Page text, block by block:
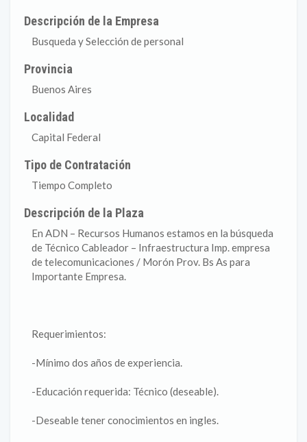
Descripción de la Empresa
Busqueda y Selección de personal
Provincia
Buenos Aires
Localidad
Capital Federal
Tipo de Contratación
Tiempo Completo
Descripción de la Plaza
En ADN – Recursos Humanos estamos en la búsqueda
de Técnico Cableador – Infraestructura Imp. empresa
de telecomunicaciones / Morón Prov. Bs As para
Importante Empresa.
Requerimientos:
-Mínimo dos años de experiencia.
-Educación requerida: Técnico (deseable).
-Deseable tener conocimientos en ingles.